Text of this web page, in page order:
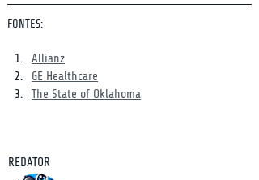
FONTES:
Allianz
GE Healthcare
The State of Oklahoma
REDATOR